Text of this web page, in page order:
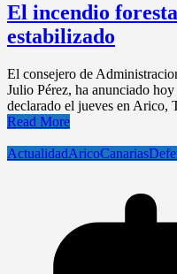
El incendio
estabilizado
El consejero de
Julio Pérez, ha anunciado
declarado el jueves en Arico,
Read More
ActualidadAricoCanarias